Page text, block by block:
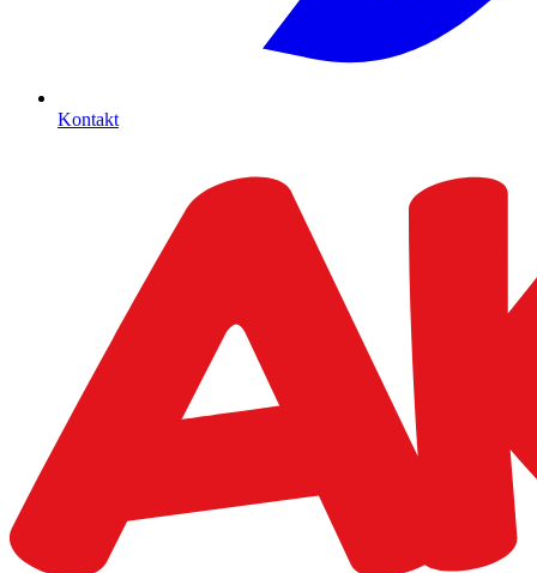
Kontakt